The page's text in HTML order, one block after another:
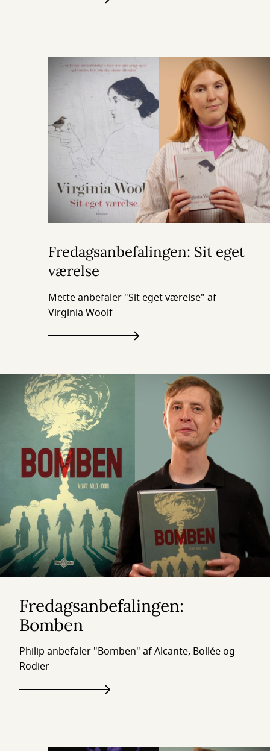
Fredagsanbefalingen: Sit eget
værelse
Mette anbefaler "Sit eget værelse" af
Virginia Woolf
Fredagsanbefalingen:
Bomben
Philip anbefaler "Bomben" af Alcante, Bollée og
Rodier